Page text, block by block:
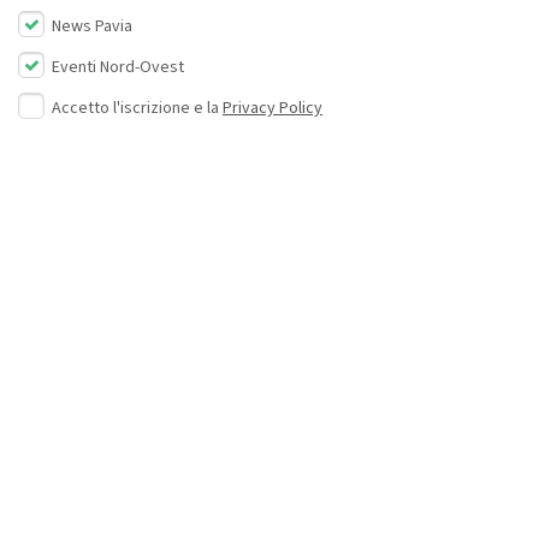
News Pavia
Eventi Nord-Ovest
Accetto l'iscrizione e la Privacy Policy